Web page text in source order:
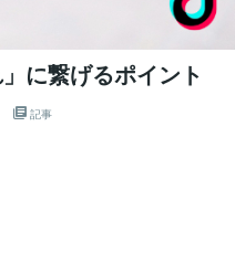
に繋げるポイント
記事